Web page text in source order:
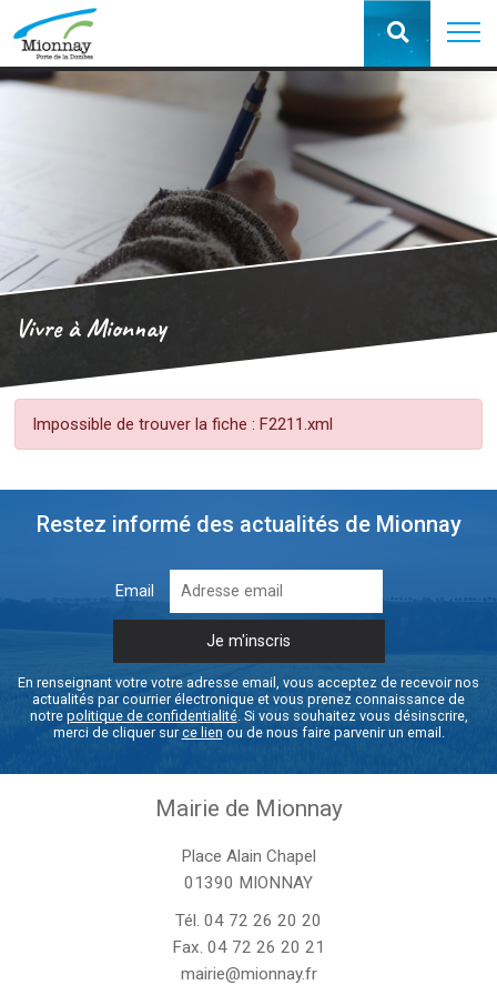
Vivre à Mionnay
Impossible de trouver la fiche : F2211.xml
Restez informé des actualités de Mionnay
Email
En renseignant votre votre adresse email, vous acceptez de recevoir nos
actualités par courrier électronique et vous prenez connaissance de
notre politique de confidentialité. Si vous souhaitez vous désinscrire,
merci de cliquer surce lien ou de nous faire parvenir un email.
Mairie de Mionnay
Place Alain Chapel
01390 MIONNAY
Tél. 04 72 26 20 20
Fax. 04 72 26 20 21
mairie@mionnay.fr